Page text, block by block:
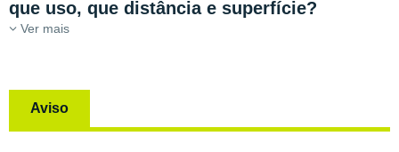
que uso, que distância e superfície?
Ver mais
Aviso